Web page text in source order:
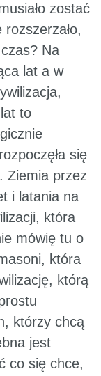
zostać
Na
lat a w
to
się
Ziemia przez
i latania na
która
mówię tu o
która
którą
którzy chcą
jest
co się chce,